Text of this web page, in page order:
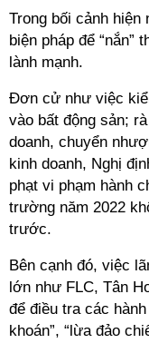
Trong bối cảnh hiện
biện pháp để “nắn”
lành mạnh.
Đơn cử như việc
vào bất động sản;
doanh, chuyển
kinh doanh, Nghị
phạt vi phạm hành
trường năm 2022
trước.
Bên cạnh đó, việc
lớn như FLC, Tân
để điều tra các
khoán”, “lừa đảo